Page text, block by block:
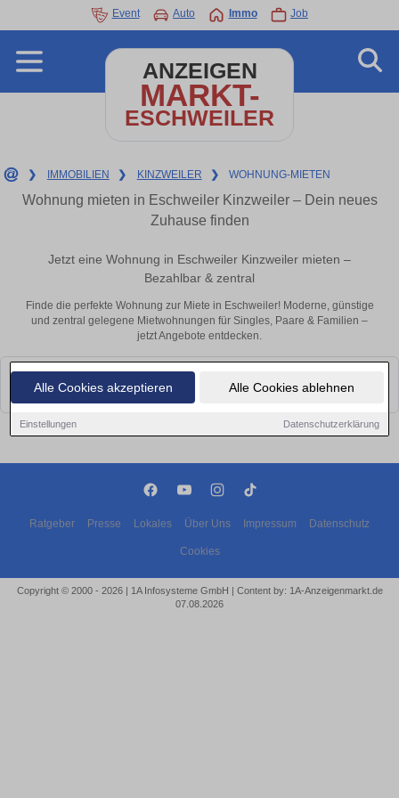
Alle Cookies akzeptieren Alle Cookies ablehnen
Einstellungen Datenschutzerklärung
Event Auto Immo Job
ANZEIGEN
MARKT-
ESCHWEILER
❯ IMMOBILIEN ❯ KINZWEILER ❯ WOHNUNG-MIETEN
Wohnung mieten in Eschweiler Kinzweiler – Dein neues
Zuhause finden
Jetzt eine Wohnung in Eschweiler Kinzweiler mieten –
Bezahlbar & zentral
Finde die perfekte Wohnung zur Miete in Eschweiler! Moderne, günstige
und zentral gelegene Mietwohnungen für Singles, Paare & Familien –
jetzt Angebote entdecken.
Leider konnten wir derzeit keine passenden Objekte finden. Schauen Sie
bald wieder vorbei!
Ratgeber Presse Lokales Über Uns Impressum Datenschutz
Cookies
Copyright © 2000 - 2026 | 1A Infosysteme GmbH | Content by: 1A-Anzeigenmarkt.de
07.08.2026